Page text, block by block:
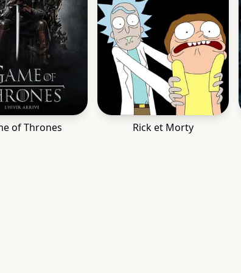
of Thrones Rick et Morty